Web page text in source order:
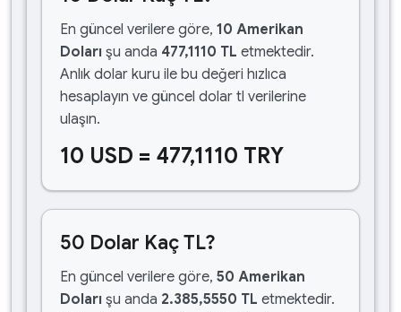
En güncel verilere göre, 10 Amerikan
Doları şu anda 477,1110 TL etmektedir.
Anlık dolar kuru ile bu değeri hızlıca
hesaplayın ve güncel dolar tl verilerine
ulaşın.
10 USD = 477,1110 TRY
50 Dolar Kaç TL?
En güncel verilere göre, 50 Amerikan
Doları şu anda 2.385,5550 TL etmektedir.